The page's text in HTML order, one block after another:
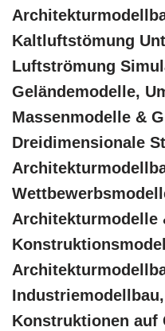
Kaltluftstömung
Luftströmung
Geländemodelle,
Massenmodelle &
Dreidimensionale
Architekturmodelle
Konstruktionen auf